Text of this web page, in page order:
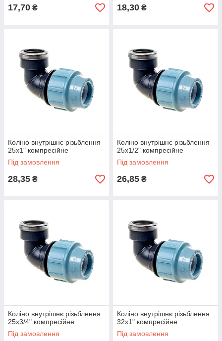
17,70 ₴ 18,30 ₴
Коліно внутрішнє різьблення
25х1" компресійне
Під замовлення
28,35 ₴
Коліно внутрішнє різьблення
25х1/2" компресійне
Під замовлення
26,85 ₴
Коліно внутрішнє різьблення
25х3/4" компресійне
Під замовлення
Коліно внутрішнє різьблення
32х1" компресійне
Під замовлення